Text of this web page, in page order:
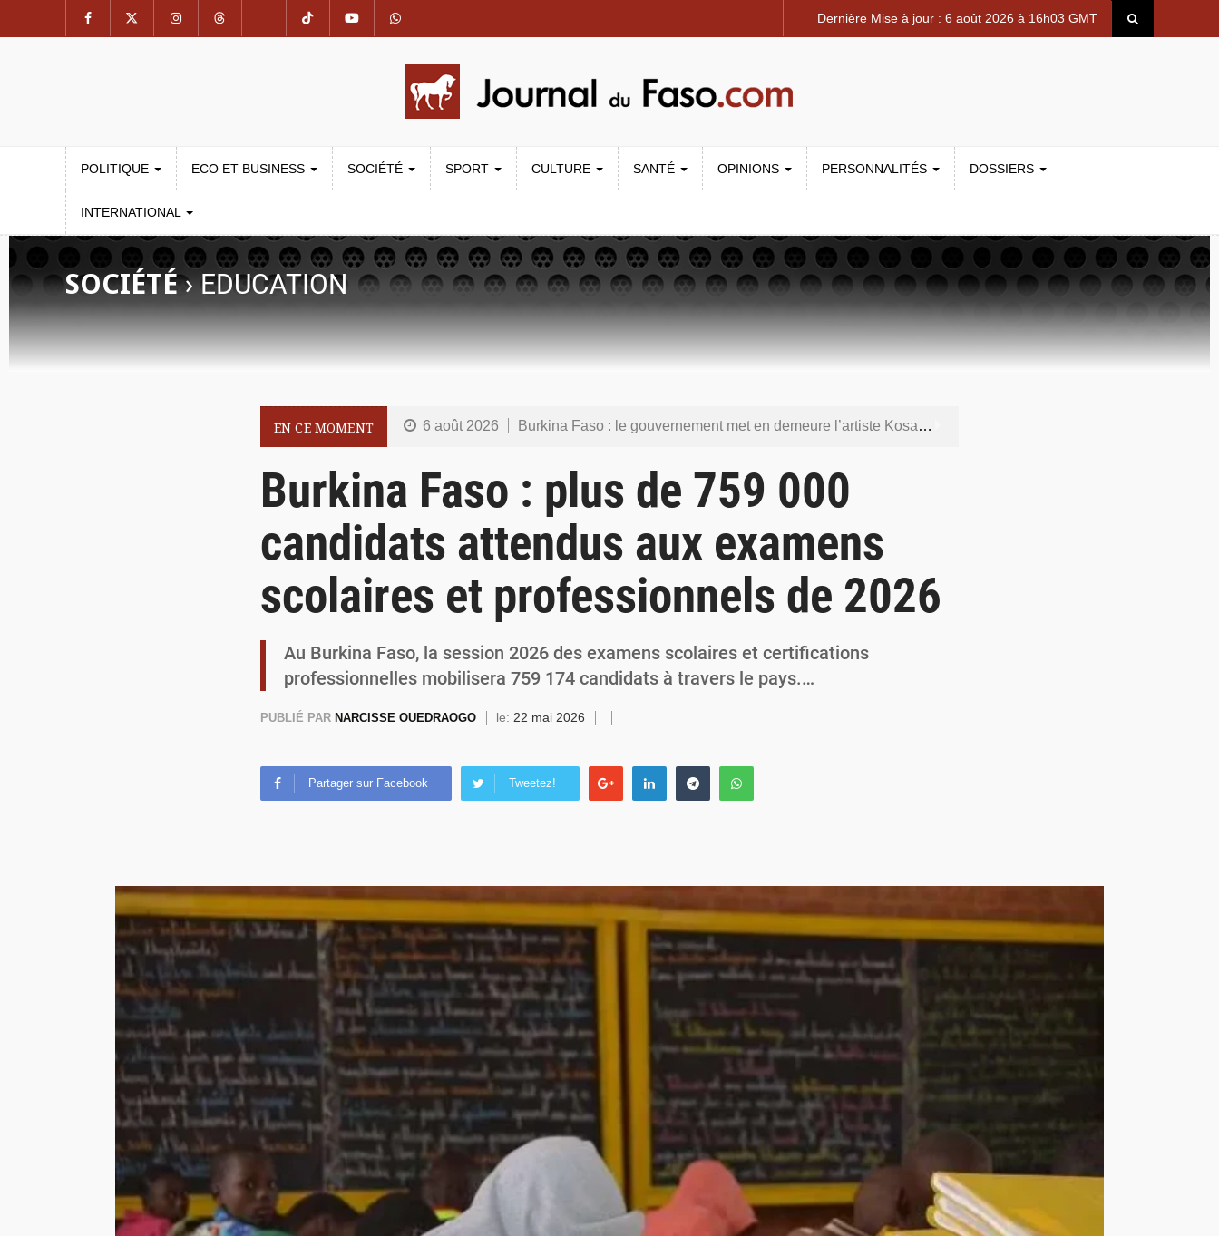
Dernière Mise à jour : 6 août 2026 à 16h03 GMT
POLITIQUE ECO ET BUSINESS SOCIÉTÉ SPORT CULTURE SANTÉ OPINIONS PERSONNALITÉS DOSSIERS
INTERNATIONAL
SOCIÉTÉ›EDUCATION
EN CE MOMENT 6 août 2026 Burkina Faso : le gouvernement met en demeure l’artiste Kosa Pic de retirer de toutes les plateformes, ses contenus jugés contraires aux bonnes mœurs
5 août 2026 Commémoration du 5 août : Ibrahim Traoré appelle à faire de la Révolution progressiste populaire le socle de la souveraineté nationale
4 août 2026 Burkina Faso : l’ALP ratifie le protocole de Montréal 2014 pour renforcer la sécurité aérienne
4 août 2026 Commémoration du 4 août : Ibrahim Traoré appelle à une mobilisation totale pour la souveraineté nationale
Burkina Faso : plus de 759 000
candidats attendus aux examens
scolaires et professionnels de 2026
Au Burkina Faso, la session 2026 des examens scolaires et certifications
professionnelles mobilisera 759 174 candidats à travers le pays.…
PUBLIÉ PAR NARCISSE OUEDRAOGO le: 22 mai 2026
Partager sur Facebook Tweetez!